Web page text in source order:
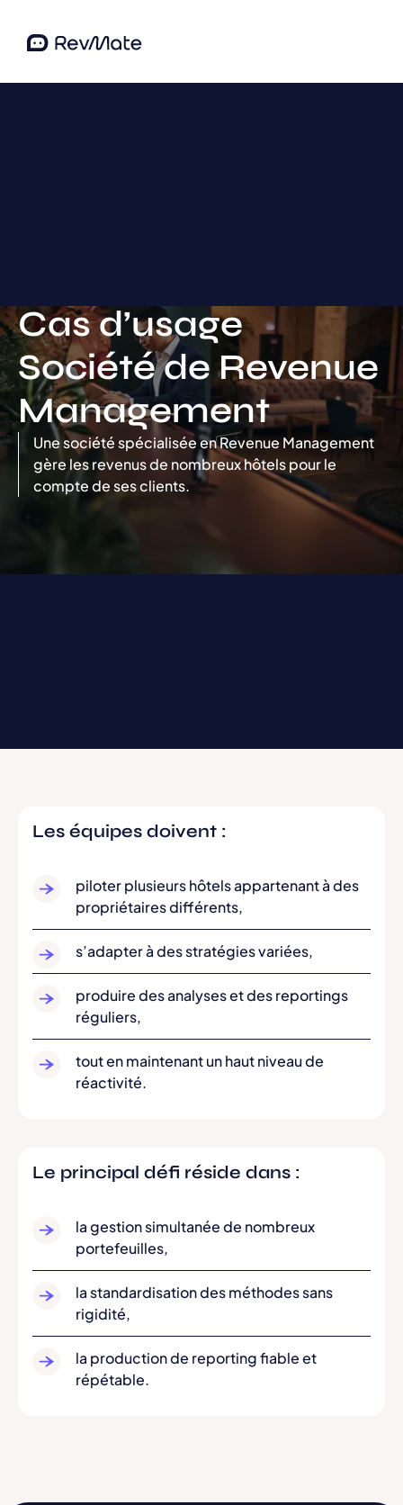
Casd’usage
Sociétéde Revenue
Management
Une société spécialisée en Revenue Management
gère les revenus de nombreux hôtels pour le
compte de ses clients.
Les équipes doivent :
piloter plusieurs hôtels appartenant à des
propriétaires différents,
s’adapter à des stratégies variées,
produire des analyses et des reportings
réguliers,
tout en maintenant un haut niveau de
réactivité.
Le principal défi réside dans :
la gestion simultanée de nombreux
portefeuilles,
la standardisation des méthodes sans
rigidité,
la production de reporting fiable et
répétable.